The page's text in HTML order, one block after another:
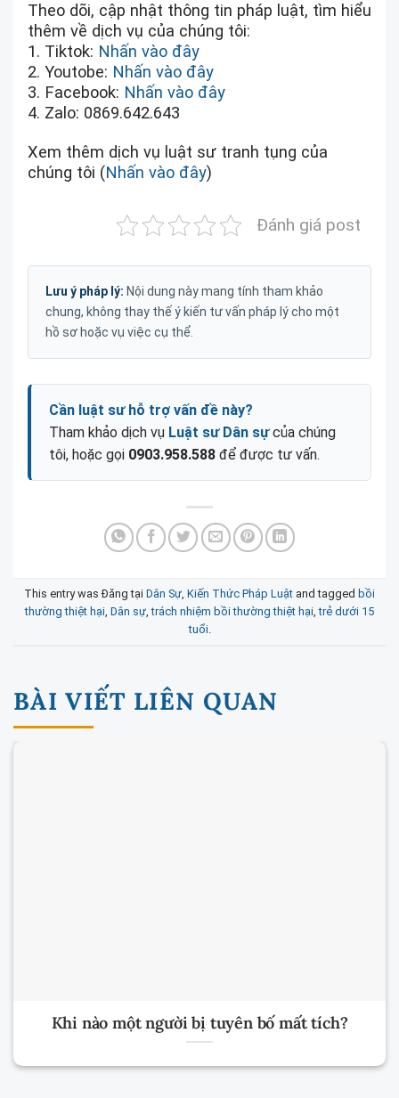
Theo dõi, cập nhật thông tin pháp luật, tìm hiểu
thêm về dịch vụ của chúng tôi:
1. Tiktok: Nhấn vào đây
2. Youtobe: Nhấn vào đây
3. Facebook: Nhấn vào đây
4. Zalo: 0869.642.643
Xem thêm dịch vụ luật sư tranh tụng của
chúng tôi (Nhấn vào đây)
Đánh giá post
Lưu ý pháp lý: Nội dung này mang tính tham khảo
chung, không thay thế ý kiến tư vấn pháp lý cho một
hồ sơ hoặc vụ việc cụ thể.
Cần luật sư hỗ trợ vấn đề này?
Tham khảo dịch vụ Luật sư Dân sựcủa chúng
tôi, hoặc gọi 0903.958.588 để được tư vấn.
This entry was Đăng tại Dân Sự Kiến Thức Pháp Luật and tagged bồi
thường thiệt hại Dân sự ,trách nhiệm bồi thường thiệt hại ,trẻ dưới 15
tuổi.
BÀI VIẾT LIÊN QUAN
Khi nào một người bị tuyên bố mất tích?